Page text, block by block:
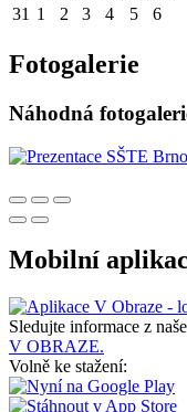
31 1 2 3 4 5 6
Fotogalerie
Náhodná
Mobilní
Sledujte informace z
V OBRAZE.
Volně ke stažení: